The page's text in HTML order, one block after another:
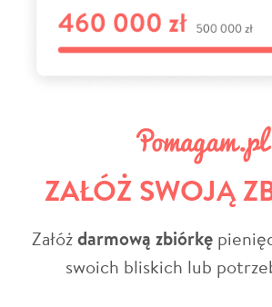
ZAŁÓŻ SWOJĄ
Załóżdarmową zbiórkę
swoich bliskich lub